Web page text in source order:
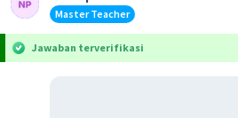
Master Teacher
Jawaban terverifikasi